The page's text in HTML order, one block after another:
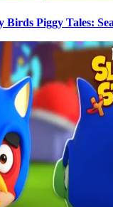
Birds Piggy Tales: